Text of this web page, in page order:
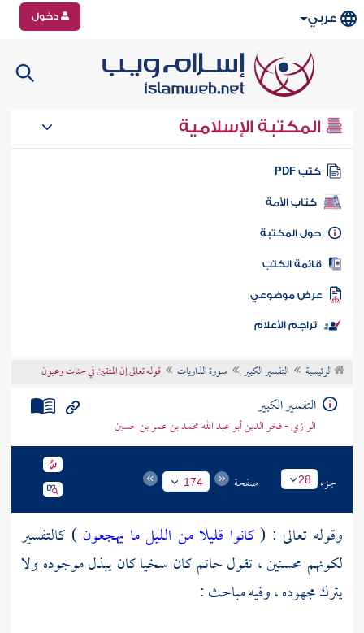
عربي دخول
المكتبة الإسلامية
كتب PDF
كتاب الأمة
المكتبة
الكتب
موضوعي
تراجم الأعلام
الرئيسية التفسير الكبير سورة الذاريات قوله تعالى إن المتقين في جنات وعيون
التفسير الكبير
الرازي - فخر الدين أبو عبد الله محمد بن عمر بن حسين
جزء 28 صفحة 174
وقوله تعالى : (كانوا قليلا من الليل ما يهجعون) كالتفسير
لكونهم محسنين ، تقول حاتم كان سخيا كان يبذل موجوده ولا
يترك مجهوده ، وفيه مباحث :